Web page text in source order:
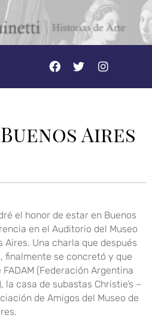
Aires
el honor de estar en Buenos
en el Auditorio del Museo
Aires. Una charla que después
finalmente se concretó y que
(Federación Argentina
la casa de subastas Christie’s –
de Amigos del Museo de